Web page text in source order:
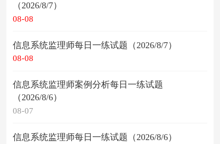
（2026/8/7）
08-08
信息系统监理师每日一练试题（2026/8/7）
08-08
信息系统监理师案例分析每日一练试题
（2026/8/6）
08-07
信息系统监理师每日一练试题（2026/8/6）